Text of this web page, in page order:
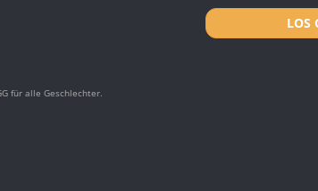
LOS
für alle Geschlechter.